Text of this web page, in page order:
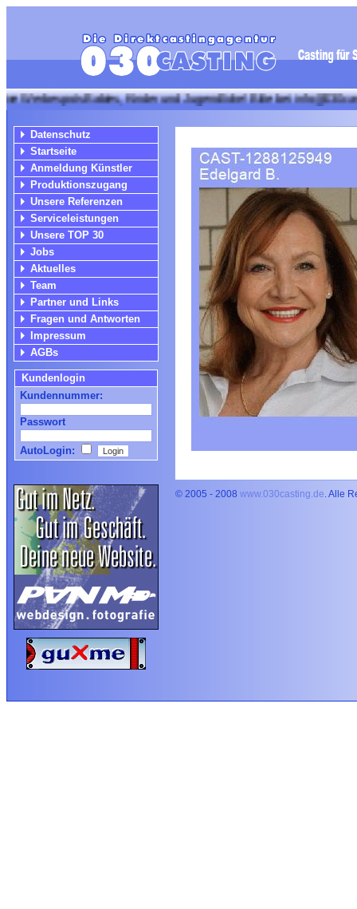
Babies, Kinder und Jugendliche! Bitte bei info@030casting mit
Datenschutz
Startseite
Anmeldung Künstler
Produktionszugang
Unsere Referenzen
Serviceleistungen
Unsere TOP 30
Jobs
Aktuelles
Team
Partner und Links
Fragen und Antworten
Impressum
AGBs
Kundenlogin
Kundennummer:
Passwort
AutoLogin:
© 2005 - 2008 www.030casting.de. Alle